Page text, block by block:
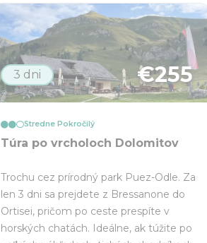
3 dni €255
Stredne Pokročilý
Túra po vrcholoch Dolomitov
Trochu cez prírodný park Puez-Odle. Za
len 3 dni sa prejdete z Bressanone do
Ortisei, pričom po ceste prespíte v
horských chatách. Ideálne, ak túžite po